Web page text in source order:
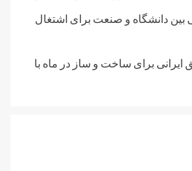
بین دانشگاه و صنعت برای اشتغال
ایرانی برای ساخت و ساز در ماه با